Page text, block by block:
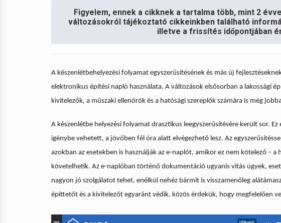
Figyelem, ennek a cikknek a tartalma több, mint 2
változásokról tájékoztató cikkeinkben található
illetve a frissítés időpontjában
A készenlétbehelyezési folyamat egyszerűsítésének és más új
elektronikus építési napló használata. A változások elsősorban a lakossági
kivitelezők, a műszaki ellenőrök és a hatósági szereplők számára is még
A készenlétbe helyezési folyamat drasztikus leegyszerűsítésére került sor.
igénybe vehetett, a jövőben fél óra alatt elvégezhető lesz. Az
azokban az esetekben is használják az e-naplót, amikor ez nem kötelező –
követelhetik. Az e-naplóban történő dokumentáció ugyanis vitás ügyek,
nagyon jó szolgálatot tehet, enélkül nehéz bármit is visszamenőleg
építtetőt és a kivitelezőt egyaránt védik, közös érdekük, hogy megfelelően